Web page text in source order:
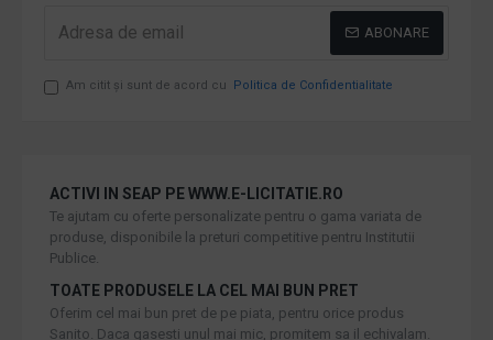
ABONARE
Am citit şi sunt de acord cu Politica de Confidentialitate
ACTIVI IN SEAP PE WWW.E-LICITATIE.RO
Te ajutam cu oferte personalizate pentru o gama variata de
produse, disponibile la preturi competitive pentru Institutii
Publice.
TOATE PRODUSELE LA CEL MAI BUN PRET
Oferim cel mai bun pret de pe piata, pentru orice produs
Sanito. Daca gasesti unul mai mic, promitem sa il echivalam.